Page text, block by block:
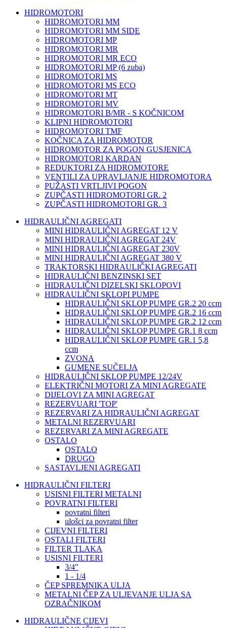
HIDROMOTORI
HIDROMOTORI MM
HIDROMOTORI MM SIDE
HIDROMOTORI MP
HIDROMOTORI MR
HIDROMOTORI MR ECO
HIDROMOTORI MP (6 zuba)
HIDROMOTORI MS
HIDROMOTORI MS ECO
HIDROMOTORI MT
HIDROMOTORI MV
HIDROMOTORI B/MR - S KOČNICOM
KLIPNI HIDROMOTORI
HIDROMOTORI TMF
KOČNICA ZA HIDROMOTOR
HIDROMOTOR ZA POGON GUSJENICA
HIDROMOTORI KARDAN
REDUKTORI ZA HIDROMOTORE
VENTILI ZA UPRAVLJANJE HIDROMOTORA
PUŽASTI VRTLJIVI POGON
ZUPČASTI HIDROMOTORI GR. 2
ZUPČASTI HIDROMOTORI GR. 3
HIDRAULIČNI AGREGATI
MINI HIDRAULIČNI AGREGAT 12 V
MINI HIDRAULIČNI AGREGAT 24V
MINI HIDRAULIČNI AGREGAT 230V
MINI HIDRAULIČNI AGREGAT 380 V
TRAKTORSKI HIDRAULIČKI AGREGATI
HIDRAULIČNI BENZINSKI SET
HIDRAULIČNI DIZELSKI SKLOPOVI
HIDRAULIČNI SKLOPI PUMPE
HIDRAULIČNI SKLOP PUMPE GR.2 20 ccm
HIDRAULIČNI SKLOP PUMPE GR.2 16 ccm
HIDRAULIČNI SKLOP PUMPE GR.2 12 ccm
HIDRAULIČNI SKLOP PUMPE GR.1 8 ccm
HIDRAULIČNI SKLOP PUMPE GR.1 5,8
ccm
ZVONA
GUMENE SUČELJA
HIDRAULIČNI SKLOP PUMPE 12/24V
ELEKTRIČNI MOTORI ZA MINI AGREGATE
DIJELOVI ZA MINI AGREGAT
REZERVUARI 'TOP'
REZERVARI ZA HIDRAULIČNI AGREGAT
METALNI REZERVUARI
REZERVARI ZA MINI AGREGATE
OSTALO
OSTALO
DRUGO
SASTAVLJENI AGREGATI
HIDRAULIČNI FILTERI
USISNI FILTERI METALNI
POVRATNI FILTERI
povratni filteri
ulošci za povratni filter
CIJEVNI FILTERI
OSTALI FILTERI
FILTER TLAKA
USISNI FILTERI
3/4"
1 - 1/4
ČEP SPREMNIKA ULJA
METALNI ČEP ZA ULJEVANJE ULJA SA
OZRAČNIKOM
HIDRAULIČNE CIJEVI